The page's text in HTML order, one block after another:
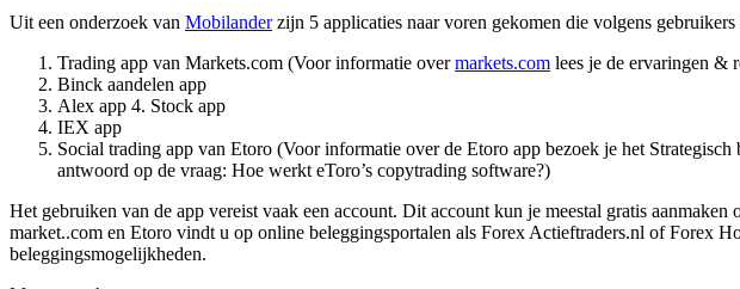
Uit een onderzoek van Mobilanderzijn 5 applicaties naar voren gekomen die volgens
Trading app van Markets.com (Voor informatie overmarkets.com lees je de ervaringen &
Binck aandelen app
Alex app 4. Stock app
IEX app
Social trading app van Etoro (Voor informatie over de Etoro app bezoek je het Strategisch
antwoord op de vraag: Hoe werkt eToro’s copytrading software?)
Het gebruiken van de app vereist vaak een account. Dit account kun je meestal gratis
market..com en Etoro vindt u op online beleggingsportalen als Forex Actieftraders.nl of Forex
beleggingsmogelijkheden.